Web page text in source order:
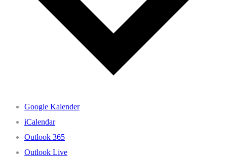
Google Kalender
iCalendar
Outlook 365
Outlook Live